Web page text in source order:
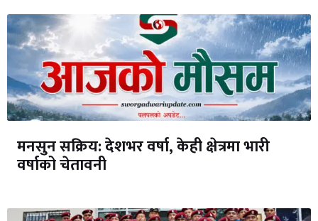
मनसुन सक्रिय: देशभर वर्षा, केही क्षेत्रमा भारी
वर्षाको चेतावनी